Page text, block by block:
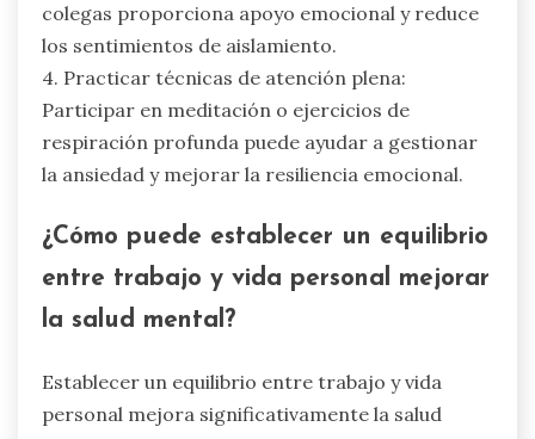
colegas proporciona apoyo emocional y reduce
los sentimientos de aislamiento.
4. Practicar técnicas de atención plena:
Participar en meditación o ejercicios de
respiración profunda puede ayudar a gestionar
la ansiedad y mejorar la resiliencia emocional.
¿Cómo puede establecer un equilibrio
entre trabajo y vida personal mejorar
la salud mental?
Establecer un equilibrio entre trabajo y vida
personal mejora significativamente la salud